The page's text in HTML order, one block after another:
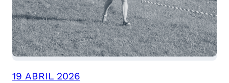
19 ABRIL 2026